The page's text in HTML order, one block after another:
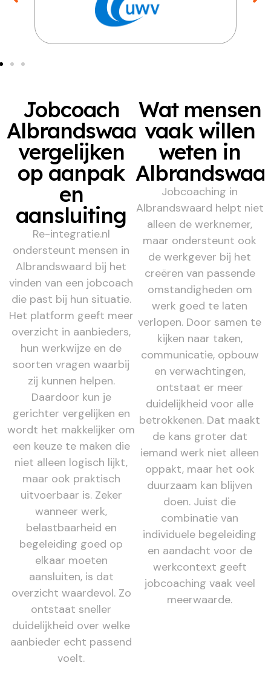
Jobcoach
Albrandswaard
vergelijken
op aanpak
en
aansluiting
Re-integratie.nl
ondersteunt mensen in
Albrandswaard bij het
vinden van een jobcoach
die past bij hun situatie.
Het platform geeft meer
overzicht in aanbieders,
hun werkwijze en de
soorten vragen waarbij
zij kunnen helpen.
Daardoor kun je
gerichter vergelijken en
wordt het makkelijker om
een keuze te maken die
niet alleen logisch lijkt,
maar ook praktisch
uitvoerbaar is. Zeker
wanneer werk,
belastbaarheid en
begeleiding goed op
elkaar moeten
aansluiten, is dat
overzicht waardevol. Zo
ontstaat sneller
duidelijkheid over welke
aanbieder echt passend
voelt.
Wat mensen
vaak willen
weten in
Jobcoaching in
Albrandswaard helpt niet
alleen de werknemer,
maar ondersteunt ook
de werkgever bij het
creëren van passende
omstandigheden om
werk goed te laten
verlopen. Door samen te
kijken naar taken,
communicatie, opbouw
en verwachtingen,
ontstaat er meer
duidelijkheid voor alle
betrokkenen. Dat maakt
de kans groter dat
iemand werk niet alleen
oppakt, maar het ook
duurzaam kan blijven
doen. Juist die
combinatie van
individuele begeleiding
en aandacht voor de
werkcontext geeft
jobcoaching vaak veel
meerwaarde.